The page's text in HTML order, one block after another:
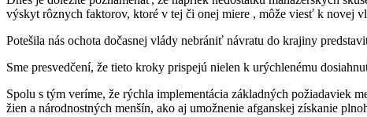
výskyt rôznych faktorov, ktoré v tej či onej miere , môže viesť k novej
Potešila nás ochota dočasnej vlády nebrániť návratu do krajiny
Sme presvedčení, že tieto kroky prispejú nielen k urýchlenému
Spolu s tým veríme, že rýchla implementácia základných požiadaviek
žien a národnostných menšín, ako aj umožnenie afganskej získanie